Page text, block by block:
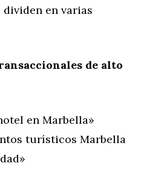
dividen en varias
de alto
en Marbella»
turísticos Marbella